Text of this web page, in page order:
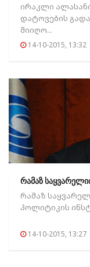
ირაკლი
დატოვების
მიიღო...
14-10-2015, 13:32
რამაზ
რამაზ
პოლიტიკის
14-10-2015, 13:27